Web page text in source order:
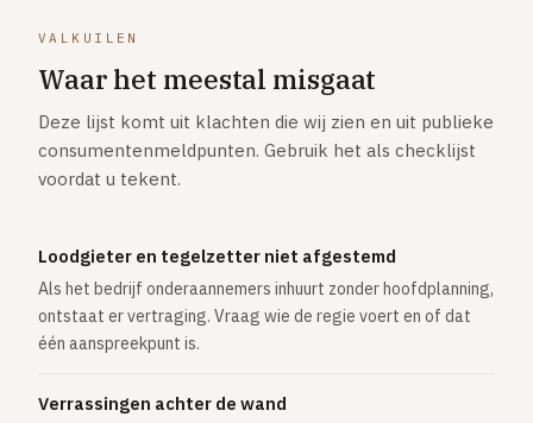
VALKUILEN
Waar het meestal misgaat
Deze lijst komt uit klachten die wij zien en uit publieke
consumentenmeldpunten. Gebruik het als checklijst
voordat u tekent.
Loodgieter en tegelzetter niet afgestemd
Als het bedrijf onderaannemers inhuurt zonder hoofdplanning,
ontstaat er vertraging. Vraag wie de regie voert en of dat
één aanspreekpunt is.
Verrassingen achter de wand